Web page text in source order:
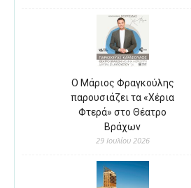
Ο Μάριος Φραγκούλης
παρουσιάζει τα «Χέρια
Φτερά» στο Θέατρο
Βράχων
29 Ιουλίου 2026